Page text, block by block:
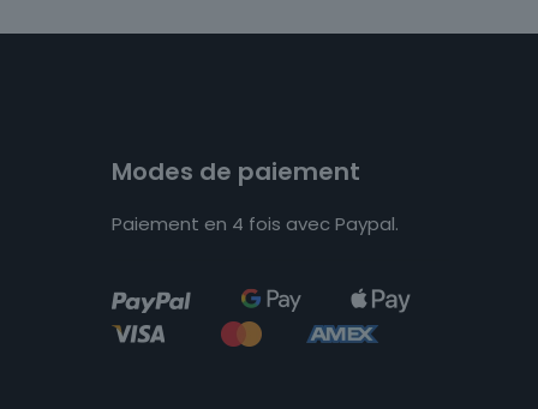
Modes de paiement
Paiement en 4 fois avec Paypal.